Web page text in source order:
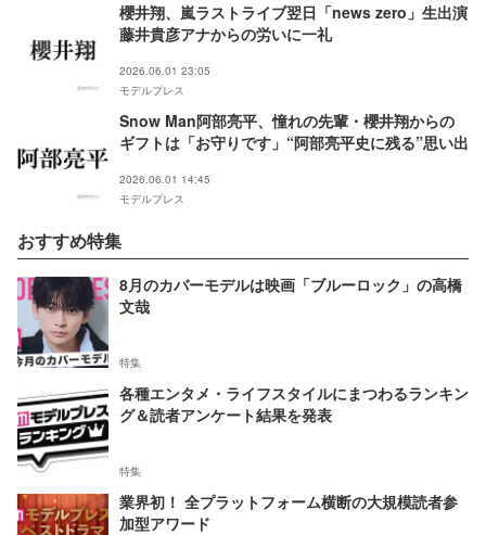
櫻井翔、嵐ラストライブ翌日「news zero」生出演
藤井貴彦アナからの労いに一礼
2026.06.01 23:05
モデルプレス
Snow Man阿部亮平、憧れの先輩・櫻井翔からの
ギフトは「お守りです」“阿部亮平史に残る”思い出
2026.06.01 14:45
モデルプレス
おすすめ特集
8月のカバーモデルは映画「ブルーロック」の高橋
文哉
特集
各種エンタメ・ライフスタイルにまつわるランキン
グ＆読者アンケート結果を発表
特集
業界初！ 全プラットフォーム横断の大規模読者参
加型アワード